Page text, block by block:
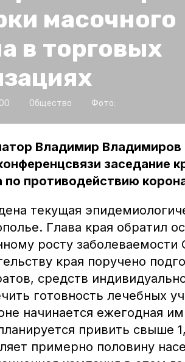
масочного
в торговых
Общество Фото:
Владимир
заседание
по противодействию
текущая
Глава края обратил
росту
края поручено
средств
готовность лечебных
начинается ежегодная
привить свыше
примерно половину